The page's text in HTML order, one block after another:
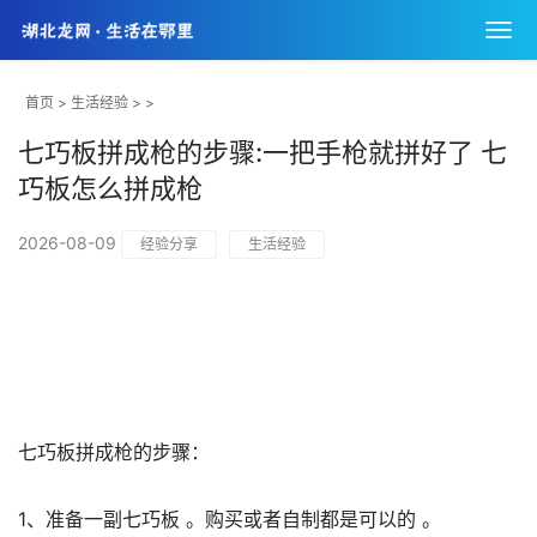
首页 > 生活经验 > >
七巧板拼成枪的步骤:一把手枪就拼好了 七
巧板怎么拼成枪
2026-08-09 经验分享 生活经验
七巧板拼成枪的步骤：
1、准备一副七巧板 。购买或者自制都是可以的 。